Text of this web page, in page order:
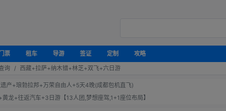
票 租车 导游 签证 定制
攻略
询 西藏+拉萨+纳木错+林芝+双飞+六日游
产+琅勃拉邦+万荣自由人+5天4晚(成都包机直飞)
龙+往返汽车+3日游【13人团,梦想座驾,1+1座位布局】